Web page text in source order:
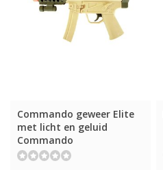
Commando geweer Elite
met licht en geluid
Commando